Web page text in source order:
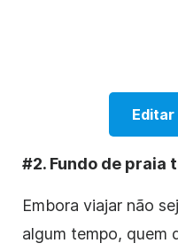
Editar
#2. Fundo de praia
Embora viajar não
algum tempo, quem